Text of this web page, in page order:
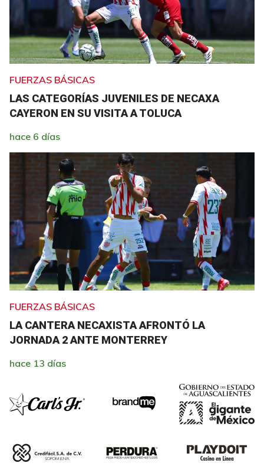
FUERZAS BÁSICAS
LAS CATEGORÍAS JUVENILES DE NECAXA
CAYERON EN SU VISITA A TOLUCA
hace 6 días
FUERZAS BÁSICAS
LA CANTERA NECAXISTA AFRONTÓ LA
JORNADA 2 ANTE MONTERREY
hace 13 días